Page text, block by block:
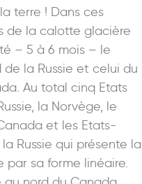
terre ! Dans ces
de la calotte glacière
– 5 à 6 mois – le
la Russie et celui du
Au total cinq Etats
la Norvège, le
et les Etats-
Russie qui présente la
par sa forme linéaire.